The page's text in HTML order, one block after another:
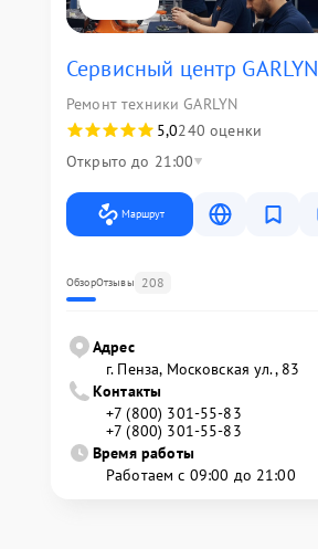
Сервисный центр GARLYN
Ремонт техники GARLYN
5,0240 оценки
Открыто до 21:00
Маршрут
ОбзорОтзывы 208
Адрес
г. Пенза, Московская ул., 83
Контакты
+7 (800) 301-55-83
+7 (800) 301-55-83
Время работы
Работаем с 09:00 до 21:00